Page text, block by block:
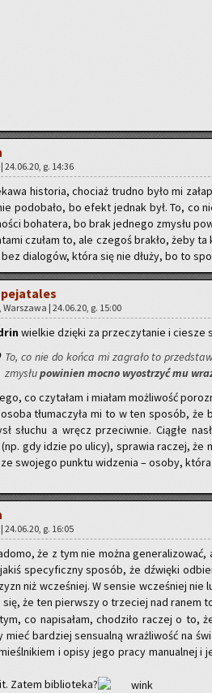
24.06.20, g. 14:36
hi­sto­ria, cho­ciaż trud­no było mi
po­do­ba­ło, bo efekt jed­nak był. To, co
bo­ha­te­ra, bo brak jed­ne­go zmy­słu
czu­łam to, ale cze­goś bra­kło, żeby
dia­lo­gów, która się nie dłuży, bo to
| 24.06.20, g. 15:00
wiel­kie dzię­ki za prze­czy­ta­nie i cie­sze
To, co nie do końca mi za­gra­ło to
zmy­słupo­wi­nien mocno wy­ostrzyć mu
co czy­ta­łam i mia­łam moż­li­wość
tłu­ma­czy­ła mi to w ten spo­sób,
słu­chu a wręcz prze­ciw­nie. Cią­głe
gdy idzie po ulicy), spra­wia ra­czej,
ze swo­je­go punk­tu wi­dze­nia – osoby,
24.06.20, g. 16:05
że z tym nie można
spe­cy­ficz­ny spo­sób, że dźwię­ki
niż wcze­śniej. W sen­sie wcze­śniej
się, że ten pierw­szy o trze­ciej nad ranem
co na­pi­sa­łam, cho­dzi­ło ra­czej o to,
mieć bar­dziej sen­su­al­ną wraż­li­wość na
i opisy jego pracy ma­nu­al­nej
Zatem bi­blio­te­ka?